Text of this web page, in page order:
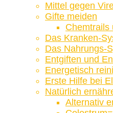
Mittel gegen
Gifte meiden
Chemtrails
Das Kranken-
Das Nahrungs-
Entgiften und
Energetisch
Erste Hilfe bei
Natürlich
Alternativ